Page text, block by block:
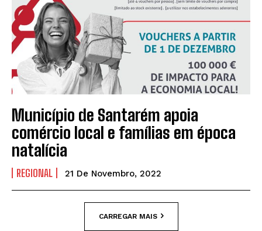
Município de Santarém apoia
comércio local e famílias em época
natalícia
REGIONAL 21 De Novembro, 2022
CARREGAR MAIS